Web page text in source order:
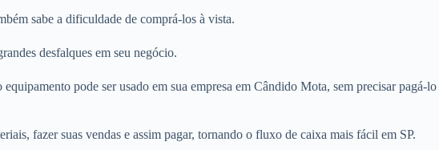
sabe a dificuldade de comprá-los à vista.
desfalques em seu negócio.
pode ser usado em sua empresa em Cândido Mota, sem precisar pagá-lo
fazer suas vendas e assim pagar, tornando o fluxo de caixa mais fácil em SP.